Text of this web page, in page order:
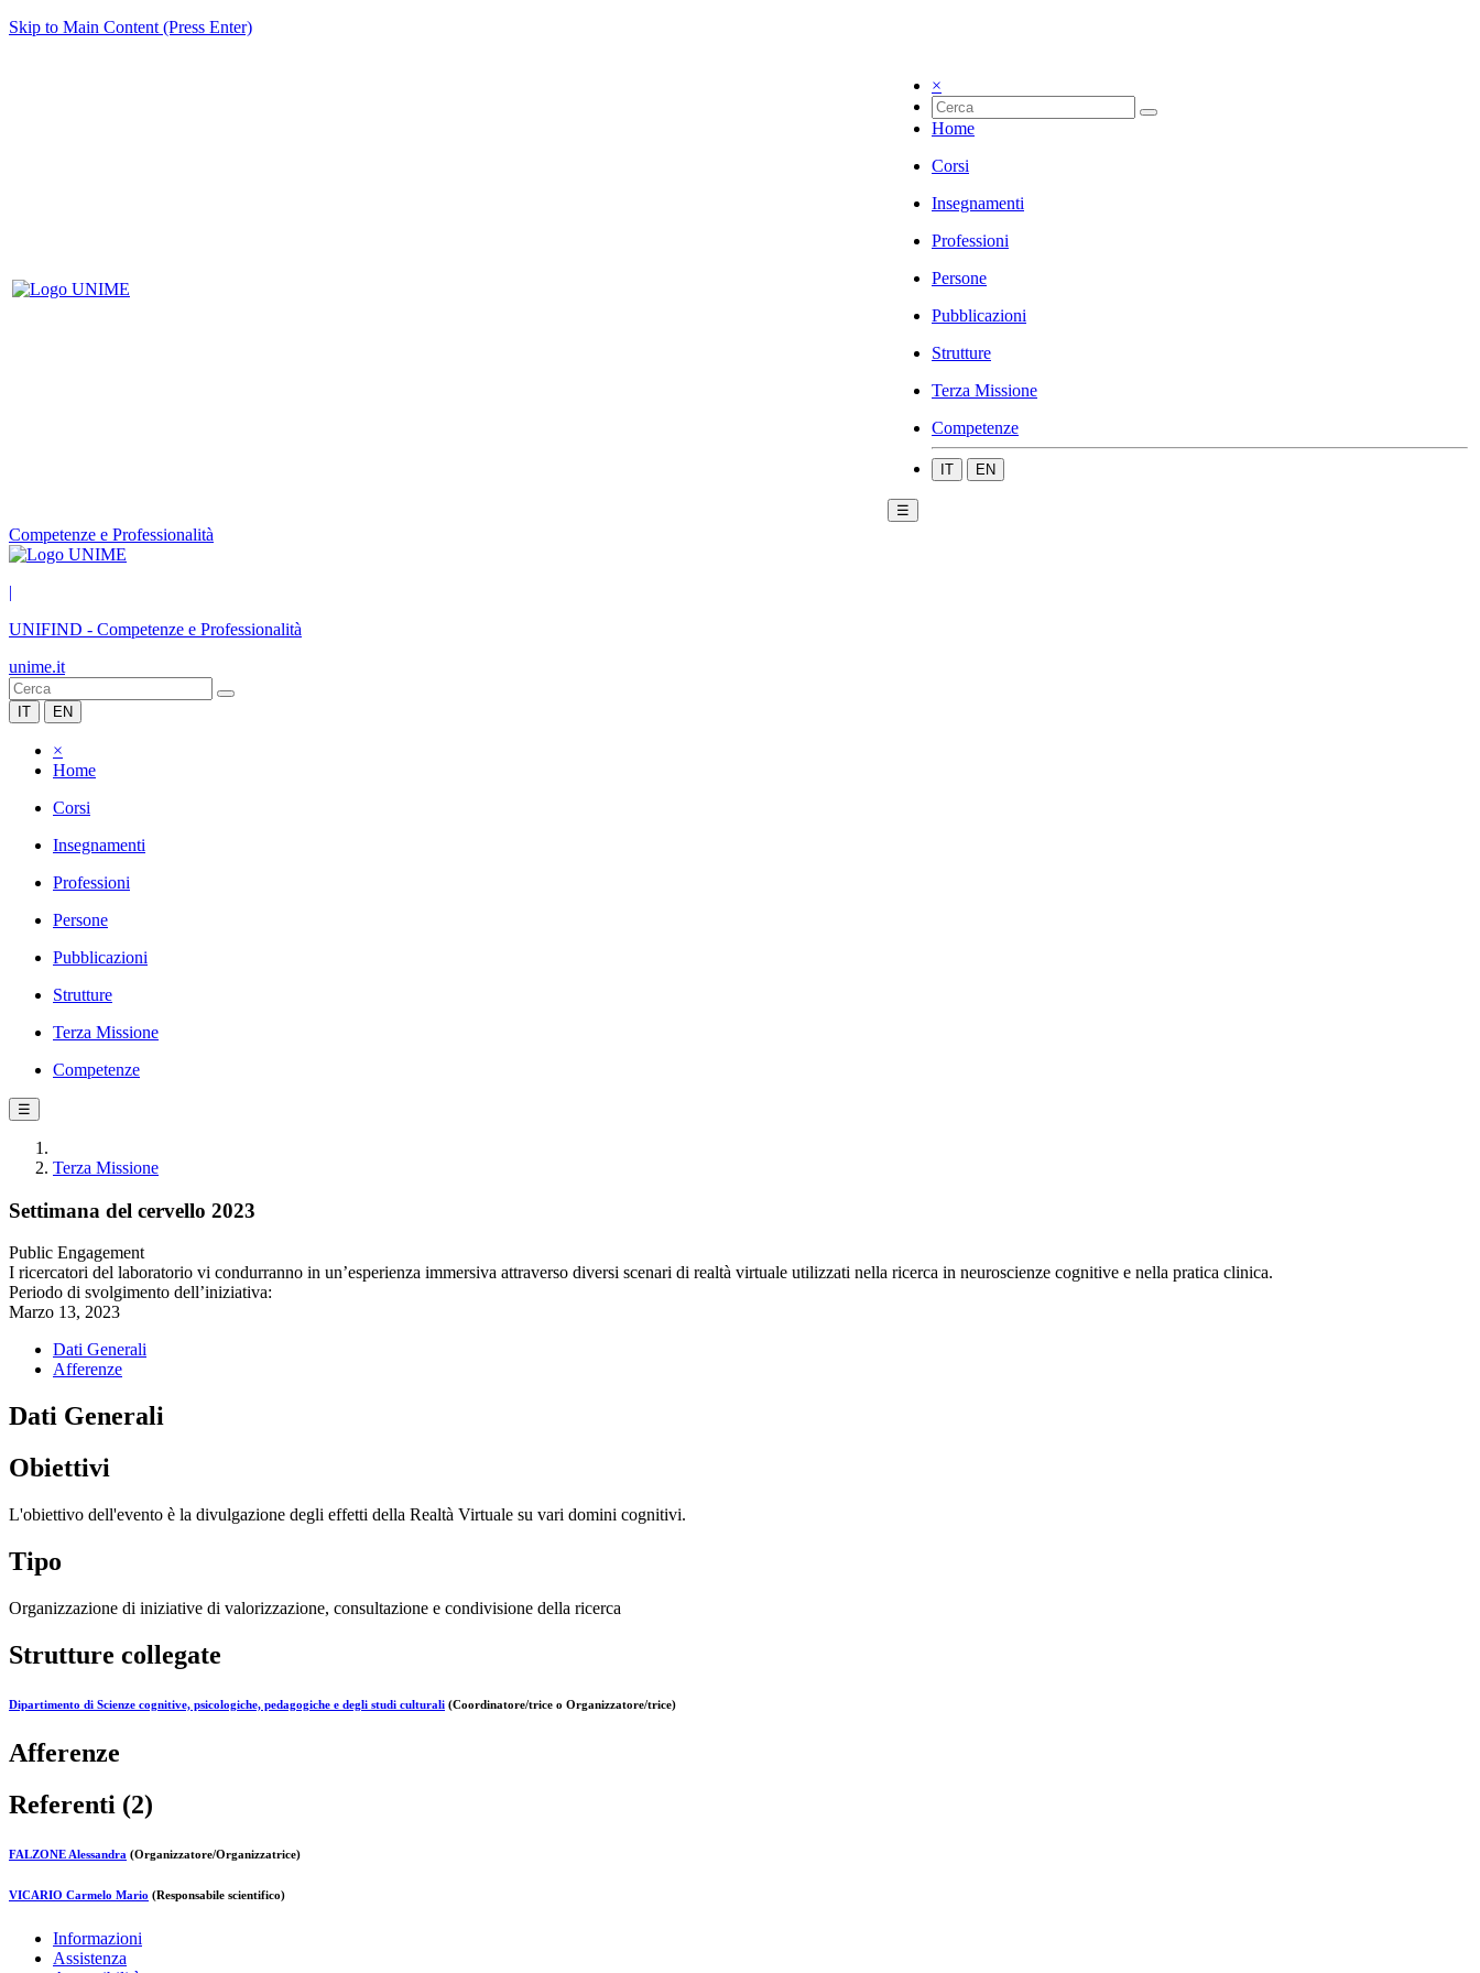
Skip to Main Content (Press Enter)
×
Home
Corsi
Insegnamenti
Professioni
Persone
Pubblicazioni
Strutture
Terza Missione
Competenze
IT EN
☰
Competenze e Professionalità
|
UNIFIND - Competenze e Professionalità
unime.it
IT EN
×
Home
Corsi
Insegnamenti
Professioni
Persone
Pubblicazioni
Strutture
Terza Missione
Competenze
☰
Terza Missione
Settimana del cervello 2023
Public Engagement
I ricercatori del laboratorio vi condurranno in un’esperienza immersiva attraverso diversi scenari di realtà virtuale utilizzati nella ricerca in neuroscienze cognitive e nella pratica clinica.
Periodo di svolgimento dell’iniziativa:
Marzo 13, 2023
Dati Generali
Afferenze
Dati Generali
Obiettivi
L'obiettivo dell'evento è la divulgazione degli effetti della Realtà Virtuale su vari domini cognitivi.
Tipo
Organizzazione di iniziative di valorizzazione, consultazione e condivisione della ricerca
Strutture collegate
Dipartimento di Scienze cognitive, psicologiche, pedagogiche e degli studi culturali (Coordinatore/trice o Organizzatore/trice)
Afferenze
Referenti (2)
FALZONE Alessandra (Organizzatore/Organizzatrice)
VICARIO Carmelo Mario (Responsabile scientifico)
Informazioni
Assistenza